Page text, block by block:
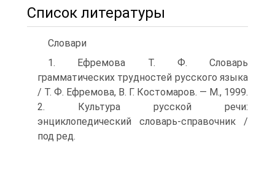
Список литературы
Словари
1. Ефремова Т. Ф. Словарь
грамматических трудностей русского языка
/ Т. Ф. Ефремова, В. Г. Костомаров. — М., 1999.
2. Культура русской речи:
энциклопедический словарь-справочник /
под ред.